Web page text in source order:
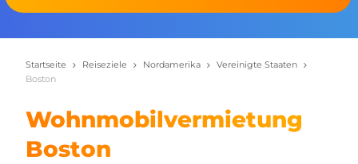
Startseite Reiseziele Nordamerika
Vereinigte Staaten
Boston
Wohnmobilvermietung
Boston